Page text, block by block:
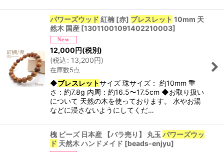
パワーズウッド 紅楠 [赤] ブレスレット 10mm 天
然木 国産 [13011001091402210003]
12,000円(税別)
(税込: 13,200円)
在庫数5点
◆ブレスレットサイズ 珠サイズ： 約10mm 重
さ：約7.8g 内周：約16.5〜17.5cm ◆お取り扱い
について 天然の木を使っております。 水やお湯
などに浸さないようにしてくだ…
槐 ビーズ 日本産 【バラ売り】 丸玉 パワーズウッ
ド 天然木 ハンドメイド [beads-enjyu]